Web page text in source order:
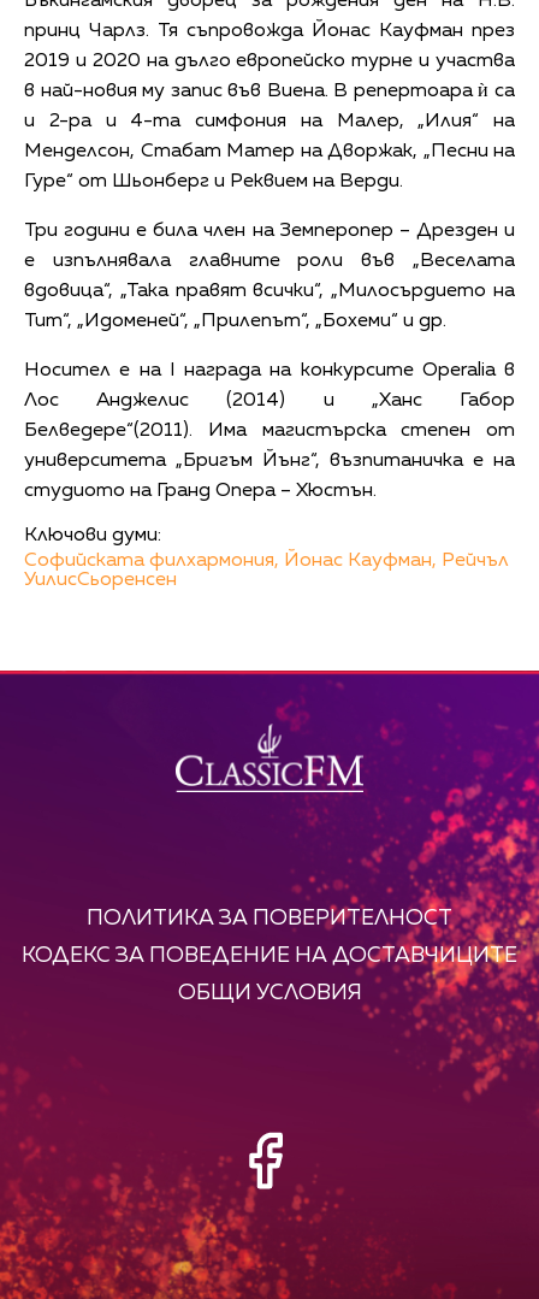
принц Чарлз. Тя съпровожда Йонас Кауфман през
2019 и 2020 на дълго европейско турне и участва
в най-новия му запис във Виена. В репертоара ѝ са
и 2-ра и 4-та симфония на Малер, „Илия“ на
Менделсон, Стабат Матер на Дворжак, „Песни на
Гуре“ от Шьонберг и Реквием на Верди.
Три години е била член на Земперопер – Дрезден и
е изпълнявала главните роли във „Веселата
вдовица“, „Така правят всички“, „Милосърдието на
Тит“, „Идоменей“, „Прилепът“, „Бохеми“ и др.
Носител е на I награда на конкурсите Operalia в
Лос Анджелис (2014) и „Ханс Габор
Белведере“(2011). Има магистърска степен от
университета „Бригъм Йънг“, възпитаничка е на
студиото на Гранд Опера – Хюстън.
Ключови думи:
Софийската филхармония, Йонас Кауфман, Рейчъл
УилисСьоренсен
ПОЛИТИКА ЗА ПОВЕРИТЕЛНОСТ
КОДЕКС ЗА ПОВЕДЕНИЕ НА ДОСТАВЧИЦИТЕ
ОБЩИ УСЛОВИЯ